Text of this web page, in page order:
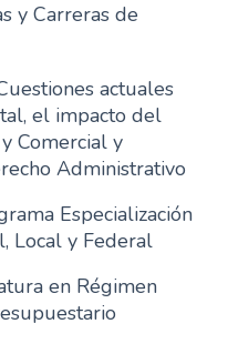
y Carreras de
actuales
el impacto del
Comercial y
Administrativo
Especialización
Local y Federal
en Régimen